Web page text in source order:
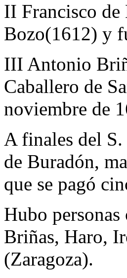
II Francisco de
Bozo(1612) y
III Antonio
Caballero de
noviembre de
A finales del
de Buradón,
que se pagó
Hubo
Briñas, Haro,
(Zaragoza).